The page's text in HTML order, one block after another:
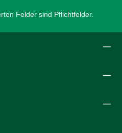
Felder sind Pflichtfelder.